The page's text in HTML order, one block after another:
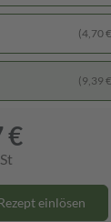
(4,70
(9,39
€
einlösen